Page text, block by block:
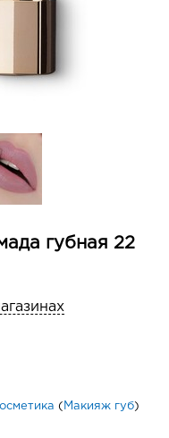
губная 22
( Макияж губ)